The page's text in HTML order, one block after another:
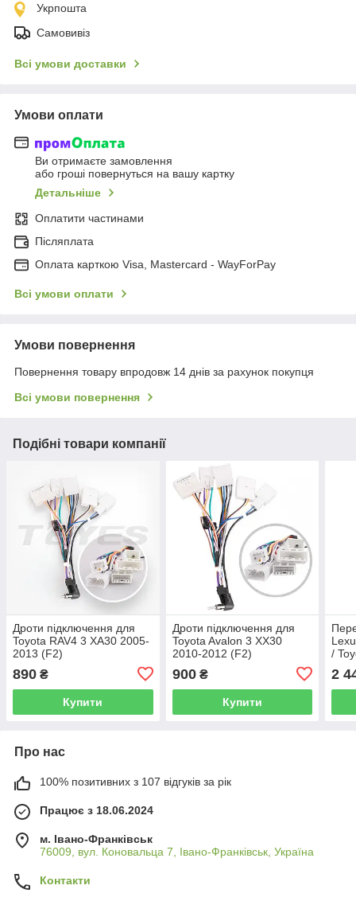
Укрпошта
Самовивіз
Всі умови доставки
Умови оплати
Ви отримаєте замовлення
або гроші повернуться на вашу картку
Детальніше
Оплатити частинами
Післяплата
Оплата карткою Visa, Mastercard - WayForPay
Всі умови оплати
Умови повернення
Повернення товару впродовж 14 днів за рахунок покупця
Всі умови повернення
Подібні товари компанії
Дроти підключення для
Toyota RAV4 3 XA30 2005-
2013 (F2)
890 ₴
Купити
Дроти підключення для
Toyota Avalon 3 XX30
2010-2012 (F2)
900₴
Купити
/
2
Про нас
100% позитивних з 107 відгуків за рік
Працює з 18.06.2024
м. Івано-Франківськ
76009, вул. Коновальца 7, Івано-Франківськ, Україна
Контакти